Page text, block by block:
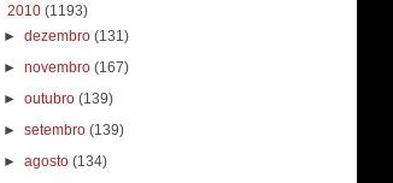
2010 (1193)
►dezembro(131)
►novembro(167)
►outubro(139)
►setembro(139)
►agosto(134)